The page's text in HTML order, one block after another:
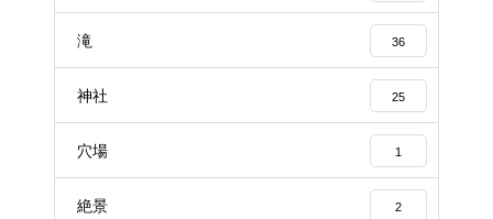
滝 36
神社 25
穴場 1
絶景 2